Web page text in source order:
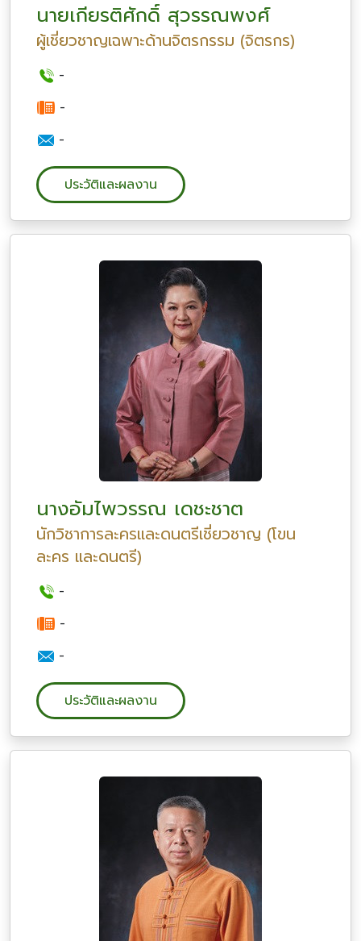
นายเกียรติศักดิ์ สุวรรณพงศ์
ผู้เชี่ยวชาญเฉพาะด้านจิตรกรรม (จิตรกร)
-
-
-
ประวัติและผลงาน
นางอัมไพวรรณ เดชะชาต
นักวิชาการละครและดนตรีเชี่ยวชาญ (โขน
ละคร และดนตรี)
-
-
-
ประวัติและผลงาน